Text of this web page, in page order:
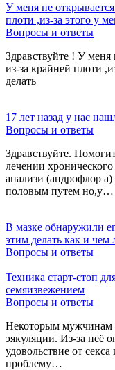
У меня не
плоти ,из-за этого у
Вопросы и ответы
Здравствуйте ! У меня
из-за крайней плоти
делать
17 лет назад у нас
Вопросы и ответы
Здравствуйте.
лечении
анализи (андрофлор
половым путем но,у…
В мазке обнаружили
этим делать как и чем
Вопросы и ответы
Техника старт-стоп
семяизвежением
Вопросы и ответы
Некоторым мужчинам
эякуляции. Из-за неё
удовольствие от
проблему…